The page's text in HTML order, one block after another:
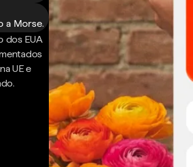
a Morse.
dos EUA
UE e